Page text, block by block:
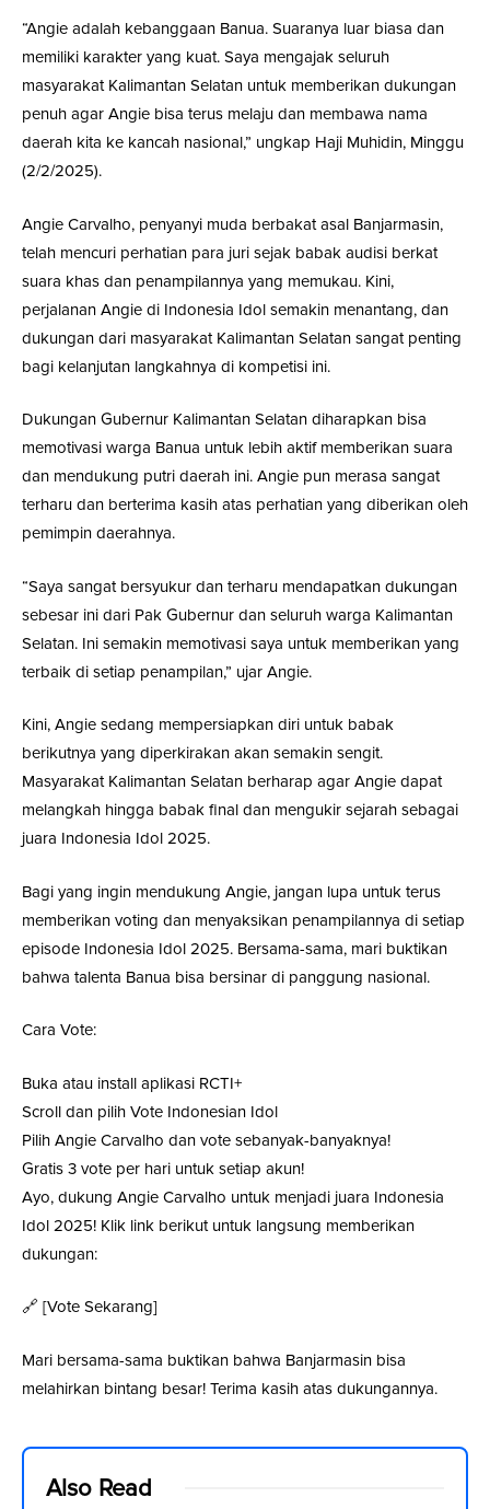
“Angie adalah kebanggaan Banua. Suaranya luar biasa dan
memiliki karakter yang kuat. Saya mengajak seluruh
masyarakat Kalimantan Selatan untuk memberikan dukungan
penuh agar Angie bisa terus melaju dan membawa nama
daerah kita ke kancah nasional,” ungkap Haji Muhidin, Minggu
(2/2/2025).
Angie Carvalho, penyanyi muda berbakat asal Banjarmasin,
telah mencuri perhatian para juri sejak babak audisi berkat
suara khas dan penampilannya yang memukau. Kini,
perjalanan Angie di Indonesia Idol semakin menantang, dan
dukungan dari masyarakat Kalimantan Selatan sangat penting
bagi kelanjutan langkahnya di kompetisi ini.
Dukungan Gubernur Kalimantan Selatan diharapkan bisa
memotivasi warga Banua untuk lebih aktif memberikan suara
dan mendukung putri daerah ini. Angie pun merasa sangat
terharu dan berterima kasih atas perhatian yang diberikan oleh
pemimpin daerahnya.
“Saya sangat bersyukur dan terharu mendapatkan dukungan
sebesar ini dari Pak Gubernur dan seluruh warga Kalimantan
Selatan. Ini semakin memotivasi saya untuk memberikan yang
terbaik di setiap penampilan,” ujar Angie.
Kini, Angie sedang mempersiapkan diri untuk babak
berikutnya yang diperkirakan akan semakin sengit.
Masyarakat Kalimantan Selatan berharap agar Angie dapat
melangkah hingga babak final dan mengukir sejarah sebagai
juara Indonesia Idol 2025.
Bagi yang ingin mendukung Angie, jangan lupa untuk terus
memberikan voting dan menyaksikan penampilannya di setiap
episode Indonesia Idol 2025. Bersama-sama, mari buktikan
bahwa talenta Banua bisa bersinar di panggung nasional.
Cara Vote:
Buka atau install aplikasi RCTI+
Scroll dan pilih Vote Indonesian Idol
Pilih Angie Carvalho dan vote sebanyak-banyaknya!
Gratis 3 vote per hari untuk setiap akun!
Ayo, dukung Angie Carvalho untuk menjadi juara Indonesia
Idol 2025! Klik link berikut untuk langsung memberikan
dukungan:
🔗 [Vote Sekarang]
Mari bersama-sama buktikan bahwa Banjarmasin bisa
melahirkan bintang besar! Terima kasih atas dukungannya.
Also Read